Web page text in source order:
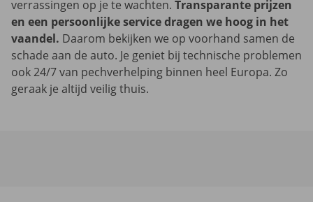
verrassingen op je te wachten. Transparante prijzen
en een persoonlijke service dragen we hoog in het
vaandel. Daarom bekijken we op voorhand samen de
schade aan de auto. Je geniet bij technische problemen
ook 24/7 van pechverhelping binnen heel Europa. Zo
geraak je altijd veilig thuis.